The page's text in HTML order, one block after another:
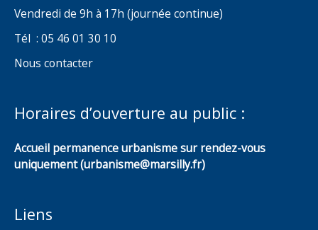
Vendredi de 9h à 17h (journée continue)
Tél : 05 46 01 30 10
Nous contacter
Horaires d’ouverture au public :
Accueil permanence urbanisme sur rendez-vous
uniquement (urbanisme@marsilly.fr)
Liens